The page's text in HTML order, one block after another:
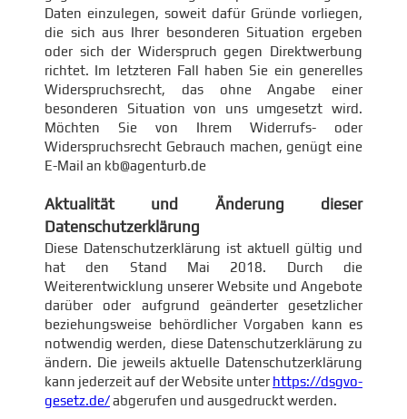
Daten einzulegen, soweit dafür Gründe vorliegen,
die sich aus Ihrer besonderen Situation ergeben
oder sich der Widerspruch gegen Direktwerbung
richtet. Im letzteren Fall haben Sie ein generelles
Widerspruchsrecht, das ohne Angabe einer
besonderen Situation von uns umgesetzt wird.
Möchten Sie von Ihrem Widerrufs- oder
Widerspruchsrecht Gebrauch machen, genügt eine
E-Mail an kb@agenturb.de
Aktualität und Änderung dieser
Datenschutzerklärung
Diese Datenschutzerklärung ist aktuell gültig und
hat den Stand Mai 2018. Durch die
Weiterentwicklung unserer Website und Angebote
darüber oder aufgrund geänderter gesetzlicher
beziehungsweise behördlicher Vorgaben kann es
notwendig werden, diese Datenschutzerklärung zu
ändern. Die jeweils aktuelle Datenschutzerklärung
kann jederzeit auf der Website unter https://dsgvo-
gesetz.de/abgerufen und ausgedruckt werden.